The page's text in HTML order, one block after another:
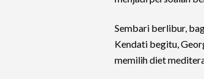
Sembari berlibur,
Kendati begitu,
memilih diet